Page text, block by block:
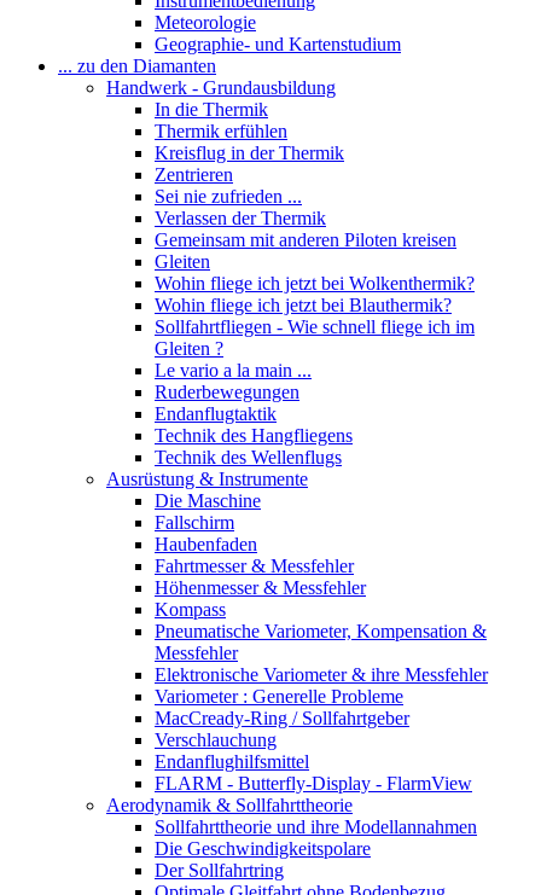
Meteorologie
Geographie- und Kartenstudium
... zu den Diamanten
Handwerk - Grundausbildung
In die Thermik
Thermik erfühlen
Kreisflug in der Thermik
Zentrieren
Sei nie zufrieden ...
Verlassen der Thermik
Gemeinsam mit anderen Piloten kreisen
Gleiten
Wohin fliege ich jetzt bei Wolkenthermik?
Wohin fliege ich jetzt bei Blauthermik?
Sollfahrtfliegen - Wie schnell fliege ich im
Gleiten ?
Le vario a la main ...
Ruderbewegungen
Endanflugtaktik
Technik des Hangfliegens
Technik des Wellenflugs
Ausrüstung & Instrumente
Die Maschine
Fallschirm
Haubenfaden
Fahrtmesser & Messfehler
Höhenmesser & Messfehler
Kompass
Pneumatische Variometer, Kompensation &
Messfehler
Elektronische Variometer & ihre Messfehler
Variometer : Generelle Probleme
MacCready-Ring / Sollfahrtgeber
Verschlauchung
Endanflughilfsmittel
FLARM - Butterfly-Display - FlarmView
Aerodynamik & Sollfahrttheorie
Sollfahrttheorie und ihre Modellannahmen
Die Geschwindigkeitspolare
Der Sollfahrtring